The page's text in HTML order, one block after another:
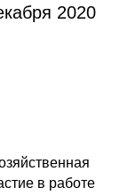
2020
в работе